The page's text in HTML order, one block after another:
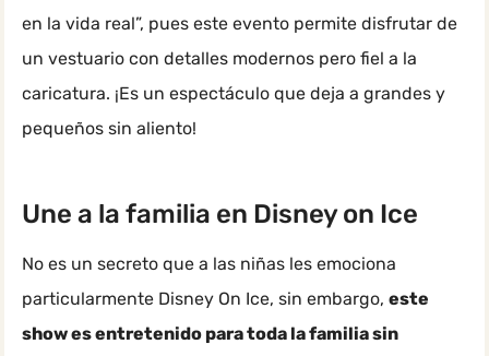
en la vida real”, pues este evento permite disfrutar de
un vestuario con detalles modernos pero fiel a la
caricatura. ¡Es un espectáculo que deja a grandes y
pequeños sin aliento!
Une a la familia en Disney on Ice
No es un secreto que a las niñas les emociona
particularmente Disney On Ice, sin embargo, este
show es entretenido para toda la familia sin